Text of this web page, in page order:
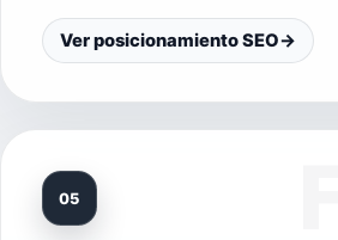
Ver posicionamiento SEO→
05